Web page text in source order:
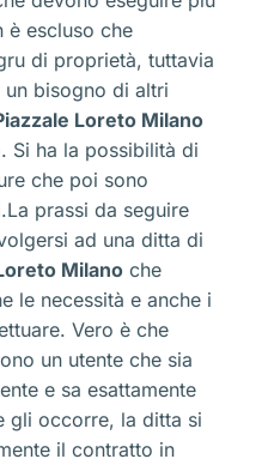
è escluso che
di proprietà, tuttavia
bisogno di altri
Loreto Milano
Si ha la possibilità di
che poi sono
prassi da seguire
ad una ditta di
Milano che
le necessità e anche i
Vero è che
un utente che sia
e sa esattamente
gli occorre, la ditta si
il contratto in